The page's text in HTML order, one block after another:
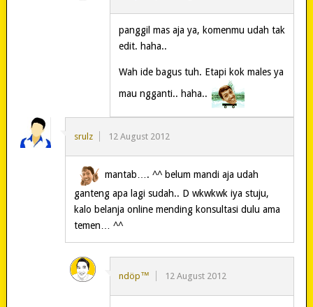
panggil mas aja ya, komenmu udah tak
edit. haha..
Wah ide bagus tuh. Etapi kok males ya
mau ngganti.. haha..
srulz 12 August 2012
mantab…. ^^ belum mandi aja udah
ganteng apa lagi sudah.. D wkwkwk iya stuju,
kalo belanja online mending konsultasi dulu ama
temen… ^^
ndöp™ 12 August 2012